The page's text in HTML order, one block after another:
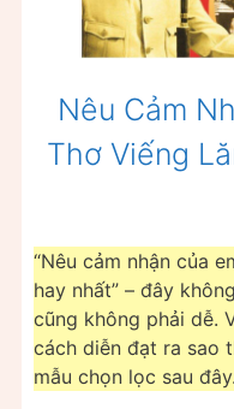
Nêu Cảm
Thơ Viếng
“Nêu cảm nhận của
hay nhất” – đây
cũng không phải dễ.
cách diễn đạt ra sao
mẫu chọn lọc sau đây.